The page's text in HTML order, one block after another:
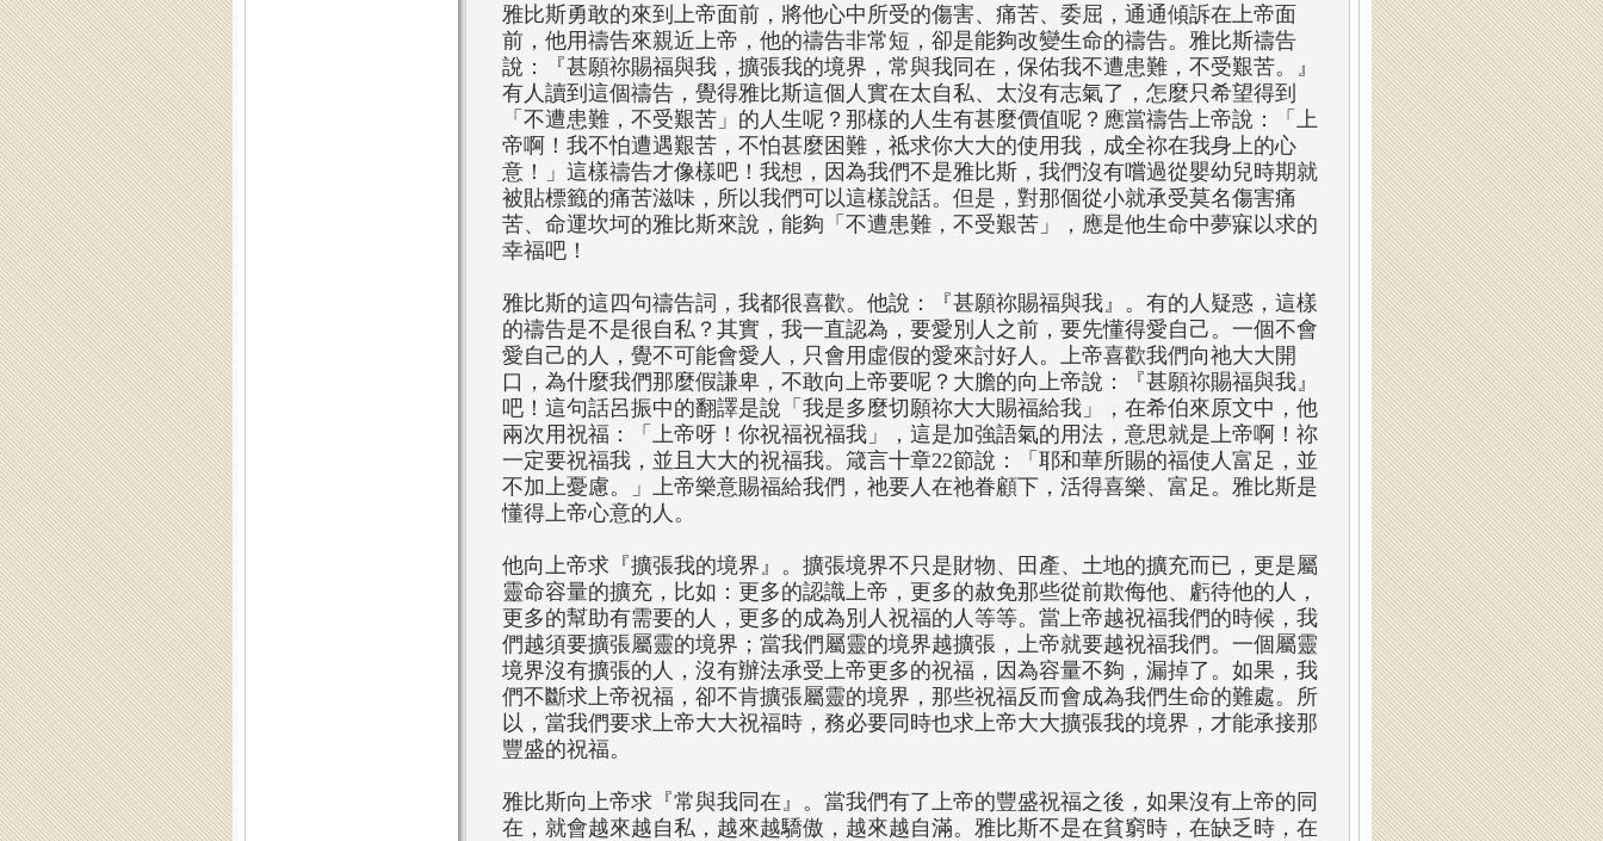
雅比斯勇敢的來到上帝面前，將他心中所受的傷害、痛苦、委屈，通通傾訴在上帝面
前，他用禱告來親近上帝，他的禱告非常短，卻是能夠改變生命的禱告。雅比斯禱告
說：『甚願祢賜福與我，擴張我的境界，常與我同在，保佑我不遭患難，不受艱苦。』
有人讀到這個禱告，覺得雅比斯這個人實在太自私、太沒有志氣了，怎麼只希望得到
「不遭患難，不受艱苦」的人生呢？那樣的人生有甚麼價值呢？應當禱告上帝說：「上
帝啊！我不怕遭遇艱苦，不怕甚麼困難，祗求你大大的使用我，成全祢在我身上的心
意！」這樣禱告才像樣吧！我想，因為我們不是雅比斯，我們沒有嚐過從嬰幼兒時期就
被貼標籤的痛苦滋味，所以我們可以這樣說話。但是，對那個從小就承受莫名傷害痛
苦、命運坎坷的雅比斯來說，能夠「不遭患難，不受艱苦」，應是他生命中夢寐以求的
幸福吧！
雅比斯的這四句禱告詞，我都很喜歡。他說：『甚願祢賜福與我』。有的人疑惑，這樣
的禱告是不是很自私？其實，我一直認為，要愛別人之前，要先懂得愛自己。一個不會
愛自己的人，覺不可能會愛人，只會用虛假的愛來討好人。上帝喜歡我們向祂大大開
口，為什麼我們那麼假謙卑，不敢向上帝要呢？大膽的向上帝說：『甚願祢賜福與我』
吧！這句話呂振中的翻譯是說「我是多麼切願祢大大賜福給我」，在希伯來原文中，他
兩次用祝福：「上帝呀！你祝福祝福我」，這是加強語氣的用法，意思就是上帝啊！祢
一定要祝福我，並且大大的祝福我。箴言十章22節說：「耶和華所賜的福使人富足，並
不加上憂慮。」上帝樂意賜福給我們，祂要人在祂眷顧下，活得喜樂、富足。雅比斯是
懂得上帝心意的人。
他向上帝求『擴張我的境界』。擴張境界不只是財物、田產、土地的擴充而已，更是屬
靈命容量的擴充，比如：更多的認識上帝，更多的赦免那些從前欺侮他、虧待他的人，
更多的幫助有需要的人，更多的成為別人祝福的人等等。當上帝越祝福我們的時候，我
們越須要擴張屬靈的境界；當我們屬靈的境界越擴張，上帝就要越祝福我們。一個屬靈
境界沒有擴張的人，沒有辦法承受上帝更多的祝福，因為容量不夠，漏掉了。如果，我
們不斷求上帝祝福，卻不肯擴張屬靈的境界，那些祝福反而會成為我們生命的難處。所
以，當我們要求上帝大大祝福時，務必要同時也求上帝大大擴張我的境界，才能承接那
豐盛的祝福。
雅比斯向上帝求『常與我同在』。當我們有了上帝的豐盛祝福之後，如果沒有上帝的同
在，就會越來越自私，越來越驕傲，越來越自滿。雅比斯不是在貧窮時，在缺乏時，在